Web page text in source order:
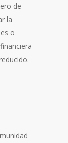
de
la
o